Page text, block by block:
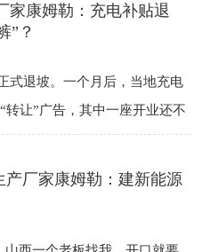
家康姆勒：充电补贴退
”？
式退坡。一个月后，当地充电
让”广告，其中一座开业还不
是那些车，电还是那些电。变
厂家康姆勒：建新能源